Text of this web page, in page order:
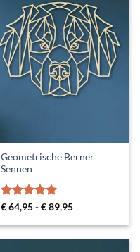
Geometrische Berner
Sennen
Gewaardeerd
€64,95-€89,95Prijsklasse:
tot